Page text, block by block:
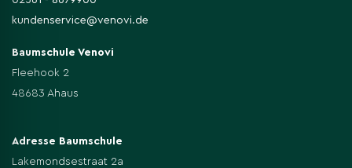
kundenservice@venovi.de
Baumschule Venovi
Fleehook 2
48683 Ahaus
Adresse Baumschule
Lakemondsestraat 2a